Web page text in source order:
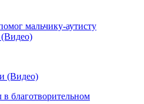
мальчику-аутисту
(Видео)
(Видео)
в благотворительном